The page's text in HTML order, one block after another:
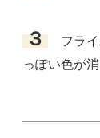
３ フライ
っぽい色が